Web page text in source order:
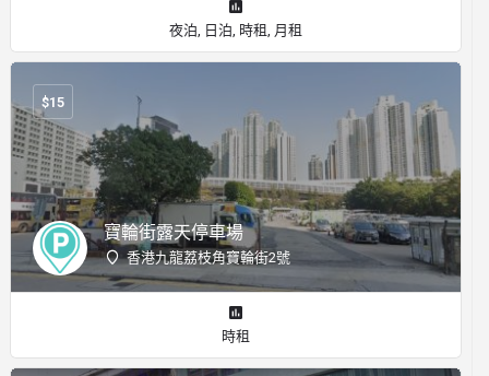
夜泊, 日泊, 時租, 月租
寶輪街露天停車場
香港九龍荔枝角寶輪街2號
$15
時租